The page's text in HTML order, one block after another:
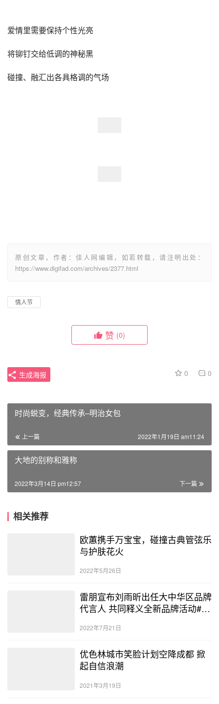
爱情里需要保持个性光亮
将铆钉交给低调的神秘黑
碰撞、融汇出各具格调的气场
原创文章，作者：佳人网编辑，如若转载，请注明出处：
https://www.digifad.com/archives/2377.html
情人节
赞 (0)
0 0
生成海报
时尚蜕变，经典传承–明治女包
上一篇 2022年1月19日 am11:24
大地的别称和雅称
下一篇
2022年3月14日 pm12:57
相关推荐
欧蕙携手万宝宝，碰撞古典管弦乐
与护肤花火
2022年5月26日
雷朋宣布刘雨昕出任大中华区品牌
代言人 共同释义全新品牌活动#本
2022年7月21日
优色林城市笑脸计划空降成都 掀
起自信浪潮
2021年3月19日